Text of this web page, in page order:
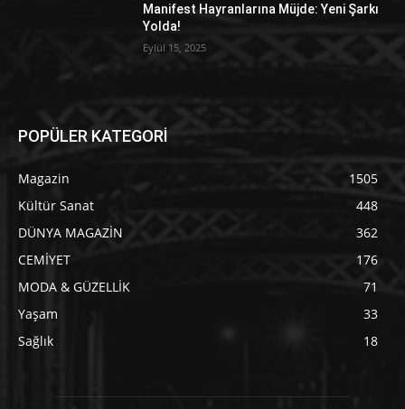
Manifest Hayranlarına Müjde: Yeni Şarkı
Yolda!
Eylül 15, 2025
POPÜLER KATEGORİ
Magazin
1505
Kültür Sanat
448
DÜNYA MAGAZİN
362
CEMİYET
176
MODA & GÜZELLİK
71
Yaşam
33
Sağlık
18